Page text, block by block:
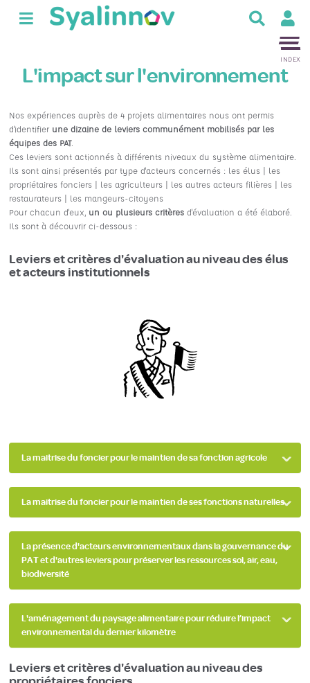
e
h
r
INDEX
L'impact sur l'environnement
Nos expériences auprès de 4 projets alimentaires nous ont permis
d'identifier une dizaine de leviers communément mobilisés par les
équipes des PAT.
Ces leviers sont actionnés à différents niveaux du système alimentaire.
Ils sont ainsi présentés par type d'acteurs concernés : les élus | les
propriétaires fonciers | les agriculteurs | les autres acteurs filières | les
restaurateurs | les mangeurs-citoyens
Pour chacun d'eux, un ou plusieurs critères d'évaluation a été élaboré.
Ils sont à découvrir ci-dessous :
Leviers et critères d'évaluation au niveau des élus
et acteurs institutionnels
La maitrise du foncier pour le maintien de sa fonction agricole
La maitrise du foncier pour le maintien de ses fonctions naturelles
La présence d'acteurs environnementaux dans la gouvernance du
PAT et d'autres leviers pour préserver les ressources sol, air, eau,
biodiversité
L'aménagement du paysage alimentaire pour réduire l’impact
environnemental du dernier kilomètre
Leviers et critères d'évaluation au niveau des